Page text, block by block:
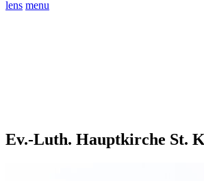
lens menu
Ev.-Luth. Hauptkirche St.